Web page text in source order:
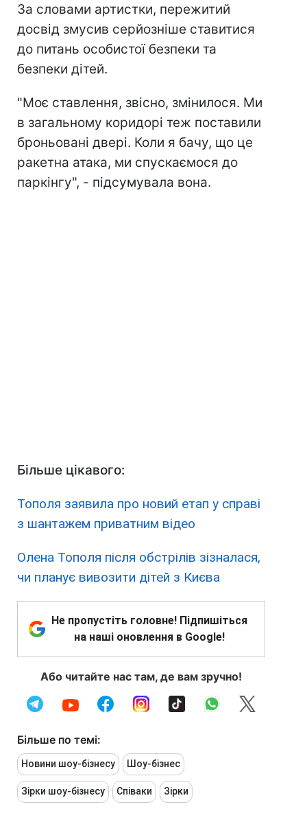
За словами артистки, пережитий
досвід змусив серйозніше ставитися
до питань особистої безпеки та
безпеки дітей.
"Моє ставлення, звісно, змінилося. Ми
в загальному коридорі теж поставили
броньовані двері. Коли я бачу, що це
ракетна атака, ми спускаємося до
паркінгу", - підсумувала вона.
Більше цікавого:
Тополя заявила про новий етап у справі
з шантажем приватним відео
Олена Тополя після обстрілів зізналася,
чи планує вивозити дітей з Києва
Не пропустіть головне! Підпишіться
на наші оновлення в Google!
Або читайте нас там, де вам зручно!
Більше по темі:
Новини шоу-бізнесу Шоу-бізнес
Зірки шоу-бізнесу Співаки Зірки